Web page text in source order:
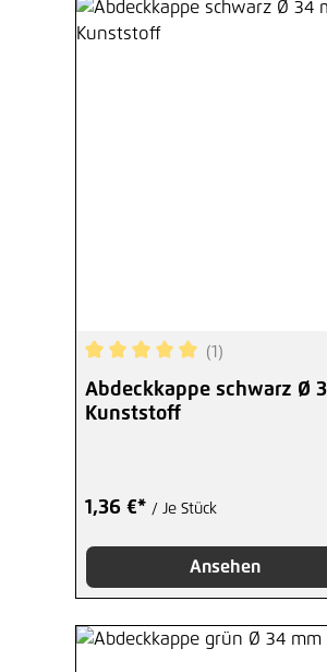
Durchschnittliche
(1)
Abdeckkappe schwarz Ø
Kunststoff
1,36 €* / Je Stück
Ansehen